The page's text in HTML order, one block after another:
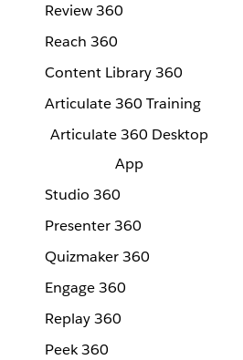
Review 360
Reach 360
Content Library 360
Articulate 360 Training
Articulate 360 Desktop
App
Studio 360
Presenter 360
Quizmaker 360
Engage 360
Replay 360
Peek 360